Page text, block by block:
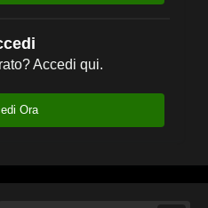
Accedi qui.
Ora